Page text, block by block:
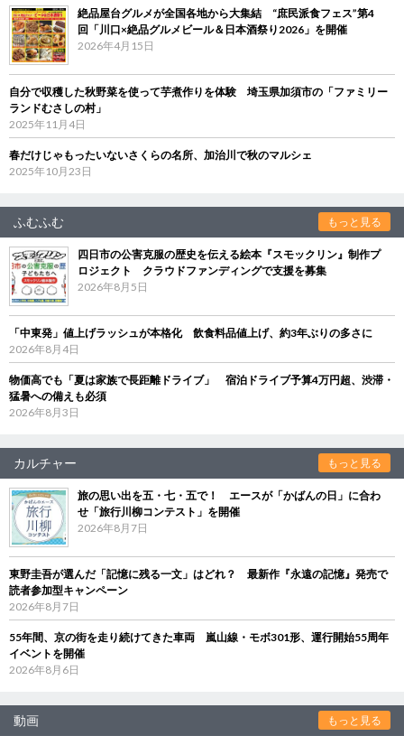
絶品屋台グルメが全国各地から大集結 “庶民派食フェス”第4
回「川口×絶品グルメビール＆日本酒祭り2026」を開催
2026年4月15日
自分で収穫した秋野菜を使って芋煮作りを体験 埼玉県加須市の「ファミリー
ランドむさしの村」
2025年11月4日
春だけじゃもったいないさくらの名所、加治川で秋のマルシェ
2025年10月23日
ふむふむ もっと見る
四日市の公害克服の歴史を伝える絵本『スモックリン』制作プ
ロジェクト クラウドファンディングで支援を募集
2026年8月5日
「中東発」値上げラッシュが本格化 飲食料品値上げ、約3年ぶりの多さに
2026年8月4日
物価高でも「夏は家族で長距離ドライブ」 宿泊ドライブ予算4万円超、渋滞・
猛暑への備えも必須
2026年8月3日
カルチャー もっと見る
旅の思い出を五・七・五で！ エースが「かばんの日」に合わ
せ「旅行川柳コンテスト」を開催
2026年8月7日
東野圭吾が選んだ「記憶に残る一文」はどれ？ 最新作『永遠の記憶』発売で
読者参加型キャンペーン
2026年8月7日
55年間、京の街を走り続けてきた車両 嵐山線・モボ301形、運行開始55周年
イベントを開催
2026年8月6日
動画 もっと見る